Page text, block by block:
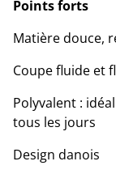
Points forts
Matière douce,
Coupe fluide et
Polyvalent :
tous les jours
Design danois